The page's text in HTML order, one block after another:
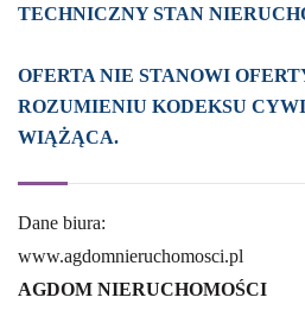
TECHNICZNY STAN
OFERTA NIE STANOWI
ROZUMIENIU KODEKSU
WIĄŻĄCA.
Dane biura:
www.agdomnieruchomosci.pl
AGDOM NIERUCHOMOŚCI